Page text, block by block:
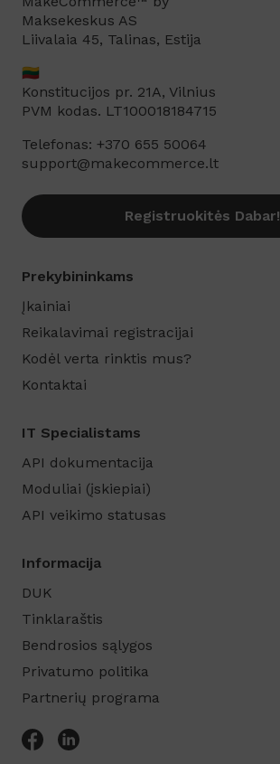
Maksekeskus AS
Liivalaia 45, Talinas, Estija
🇱🇹
Konstitucijos pr. 21A, Vilnius
PVM kodas. LT100018184715
Telefonas: +370 655 50064
support@makecommerce.lt
Registruokitės Dabar!
Prekybininkams
Įkainiai
Reikalavimai registracijai
Kodėl verta rinktis mus?
Kontaktai
IT Specialistams
API dokumentacija
Moduliai (įskiepiai)
API veikimo statusas
Informacija
DUK
Tinklaraštis
Bendrosios sąlygos
Privatumo politika
Partnerių programa